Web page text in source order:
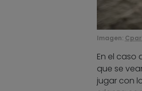
Imagen:
En el caso
que se
jugar con